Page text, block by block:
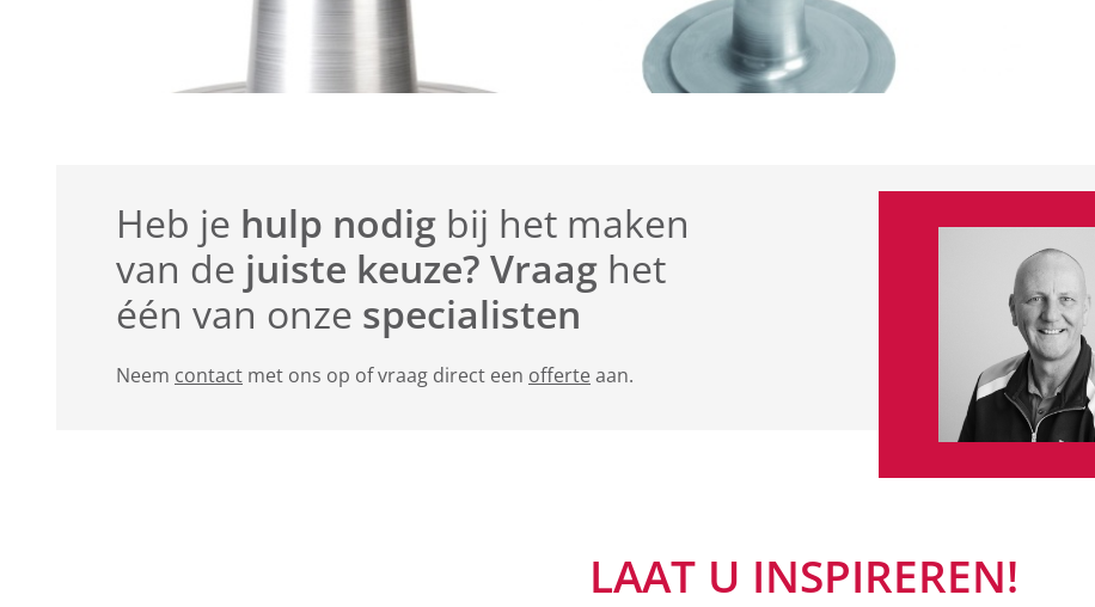
Heb je hulp nodig bij het maken
van de juiste keuze? Vraag het
één van onze specialisten
Neem contact met ons op of vraag direct een offerteaan.
LAAT U INSPIREREN!